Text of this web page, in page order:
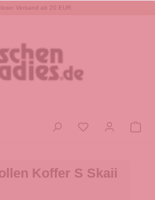
Versand ab 20 EUR
Koffer S Skaii